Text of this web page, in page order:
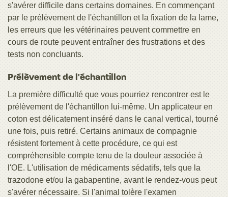
s'avérer difficile dans certains domaines. En commençant
par le prélèvement de l'échantillon et la fixation de la lame,
les erreurs que les vétérinaires peuvent commettre en
cours de route peuvent entraîner des frustrations et des
tests non concluants.
Prélèvement de l'échantillon
La première difficulté que vous pourriez rencontrer est le
prélèvement de l'échantillon lui-même. Un applicateur en
coton est délicatement inséré dans le canal vertical, tourné
une fois, puis retiré. Certains animaux de compagnie
résistent fortement à cette procédure, ce qui est
compréhensible compte tenu de la douleur associée à
l'OE. L'utilisation de médicaments sédatifs, tels que la
trazodone et/ou la gabapentine, avant le rendez-vous peut
s'avérer nécessaire. Si l'animal tolère l'examen